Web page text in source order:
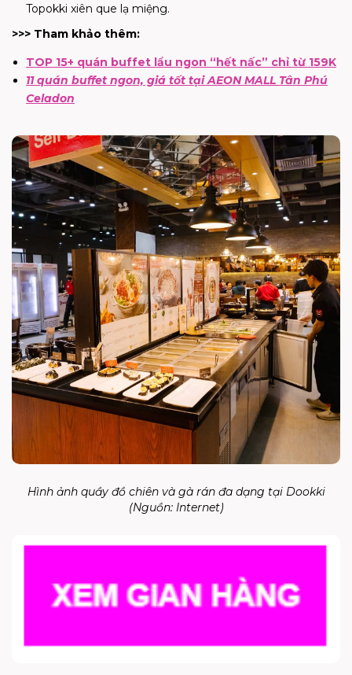
Topokki xiên que lạ miệng.
>>> Tham khảo thêm:
TOP 15+ quán buffet lẩu ngon “hết nấc” chỉ từ 159K
11 quán buffet ngon, giá tốt tại AEON MALL Tân Phú
Celadon
Hình ảnh quầy đồ chiên và gà rán đa dạng tại Dookki
(Nguồn: Internet)